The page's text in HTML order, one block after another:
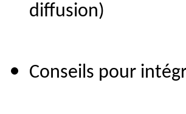
diffusion)
Conseils pour